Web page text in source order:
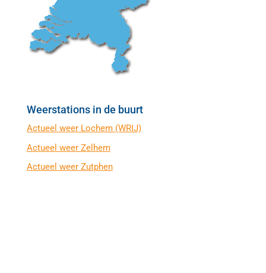
Weerstations in de buurt
Actueel weer Lochem (WRIJ)
Actueel weer Zelhem
Actueel weer Zutphen